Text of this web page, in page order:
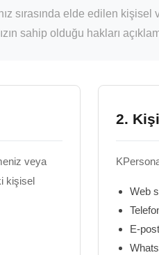
sırasında elde edilen kişisel
sahip olduğu hakları
veya
kişisel
2.
Web
E-